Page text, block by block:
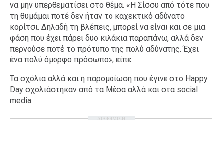
να μην υπερθεματίσει στο θέμα. «Η Σίσσυ από τότε που
τη θυμάμαι ποτέ δεν ήταν το καχεκτικό αδύνατο
κορίτσι. Δηλαδή τη βλέπεις, μπορεί να είναι και σε μια
φάση που έχει πάρει δυο κιλάκια παραπάνω, αλλά δεν
περνούσε ποτέ το πρότυπο της πολύ αδύνατης. Έχει
ένα πολύ όμορφο πρόσωπο», είπε.
Τα σχόλια αλλά και η παρομοίωση που έγινε στο Happy
Day σχολιάστηκαν από τα Μέσα αλλά και στα social
media.
ΔΙΑΦΗΜΙΣΗ